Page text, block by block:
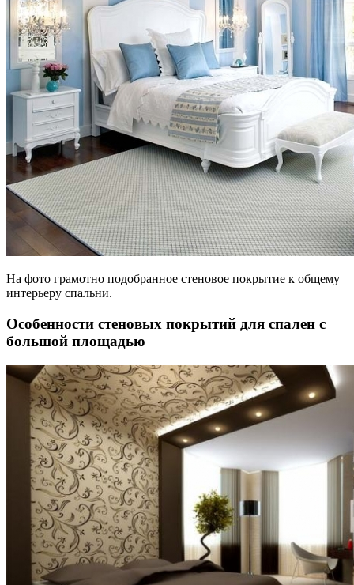
На фото грамотно подобранное стеновое покрытие к общему
интерьеру спальни.
Особенности стеновых покрытий для спален с
большой площадью